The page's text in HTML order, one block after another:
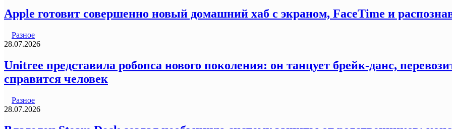
Apple готовит совершенно новый домашний хаб с экраном, FaceTime и
Разное
28.07.2026
Unitree представила робопса нового поколения: он танцует брейк-данс,
справится человек
Разное
28.07.2026